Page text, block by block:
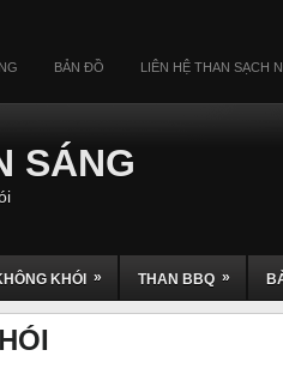
BẢN ĐỒ LIÊN HỆ THAN SẠCH
SÁNG
KHÓI » THAN BBQ »